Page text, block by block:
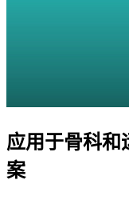
应用于骨科和
案